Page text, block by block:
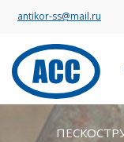
antikor-ss@mail.ru